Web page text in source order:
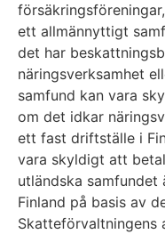
ett allmännyttigt
det har
näringsverksamhet
samfund kan vara
om det idkar
ett fast driftställe i
vara skyldigt att
utländska
Finland på basis av
Skatteförvaltningens